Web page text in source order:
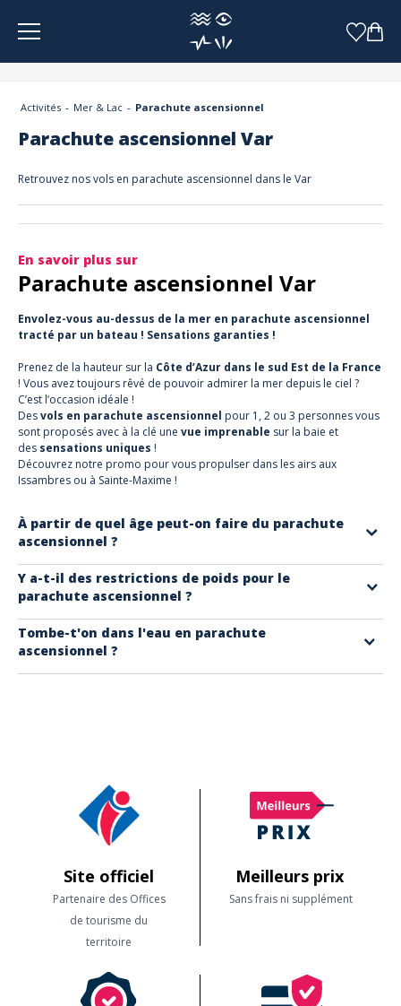
Panneau de gestion des cookies
Activités Mer & Lac Parachute ascensionnel
Parachute ascensionnel Var
Retrouvez nos vols en parachute ascensionnel dans le Var
En savoir plus sur
Parachute ascensionnel Var
Envolez-vous au-dessus de la mer en parachute ascensionnel
tracté par un bateau ! Sensations garanties !
Prenez de la hauteur sur la Côte d’Azur dans le sud Est de la France
! Vous avez toujours rêvé de pouvoir admirer la mer depuis le ciel ?
C’est l’occasion idéale !
Desvols en parachute ascensionnel pour 1, 2 ou 3 personnes vous
sont proposés avec à la clé une vue imprenable sur la baie et
des sensations uniques !
Découvrez notre promo pour vous propulser dans les airs aux
Issambres ou à Sainte-Maxime !
À partir de quel âge peut-on faire du parachute
ascensionnel ?
Les vols sont accessibles dès l'âge de 3-4 ans selon les endroits, mais il
est nécessaire d'être accompagné d'un adulte.
Y a-t-il des restrictions de poids pour le
parachute ascensionnel ?
Les vols solo sont possibles à partir de 30 kg, avec un poids maximum
oscillant entre 230 et 270 kg.
Tombe-t'on dans l'eau en parachute
ascensionnel ?
Site officiel
Partenaire des Offices
de tourisme du
territoire
Meilleurs prix
Sans frais ni supplément